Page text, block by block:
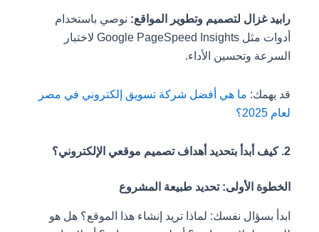
رابيد غزال لتصميم وتطوير المواقع:نوصي باستخدام
أدوات مثل Google PageSpeed Insights لاختبار
السرعة وتحسين الأداء.
قد يهمك: ما هي أفضل شركة تسويق إلكتروني في مصر
لعام 2025؟
الخطوة الأولى: تحديد طبيعة المشروع
ابدأ بسؤال نفسك: لماذا تريد إنشاء هذا الموقع؟ هل هو